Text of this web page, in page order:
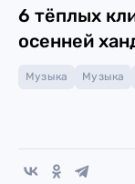
6 тёплых
осенней
Музыка Музыка